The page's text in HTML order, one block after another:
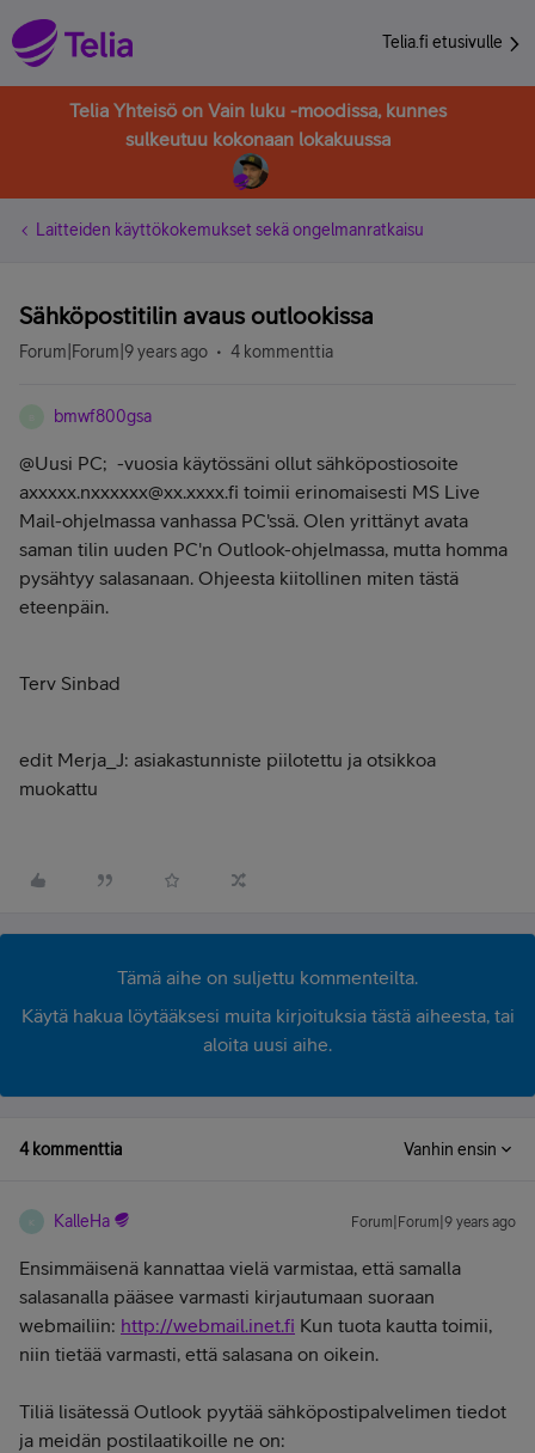
Telia.fi etusivulle
Telia Yhteisö on Vain luku -moodissa, kunnes
sulkeutuu kokonaan lokakuussa
Laitteiden käyttökokemukset sekä ongelmanratkaisu
Sähköpostitilin avaus outlookissa
Forum|Forum|9 years ago 4 kommenttia
bmwf800gsa
@Uusi PC; -vuosia käytössäni ollut sähköpostiosoite
axxxxx.nxxxxxx@xx.xxxx.fi toimii erinomaisesti MS Live
Mail-ohjelmassa vanhassa PC'ssä. Olen yrittänyt avata
saman tilin uuden PC'n Outlook-ohjelmassa, mutta homma
pysähtyy salasanaan. Ohjeesta kiitollinen miten tästä
eteenpäin.
Terv Sinbad
edit Merja_J: asiakastunniste piilotettu ja otsikkoa
muokattu
Tämä aihe on suljettu kommenteilta.
Käytä hakua löytääksesi muita kirjoituksia tästä aiheesta, tai
aloita uusi aihe.
4 kommenttia Vanhin ensin
K KalleHa Forum|Forum|9 years ago
Ensimmäisenä kannattaa vielä varmistaa, että samalla
salasanalla pääsee varmasti kirjautumaan suoraan
webmailiin: http://webmail.inet.fi Kun tuota kautta toimii,
niin tietää varmasti, että salasana on oikein.
Tiliä lisätessä Outlook pyytää sähköpostipalvelimen tiedot
ja meidän postilaatikoille ne on: